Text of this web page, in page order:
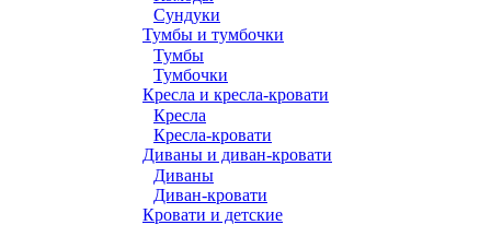
Сундуки
Тумбы и тумбочки
Тумбы
Тумбочки
Кресла и кресла-кровати
Кресла
Кресла-кровати
Диваны и диван-кровати
Диваны
Диван-кровати
Кровати и детские